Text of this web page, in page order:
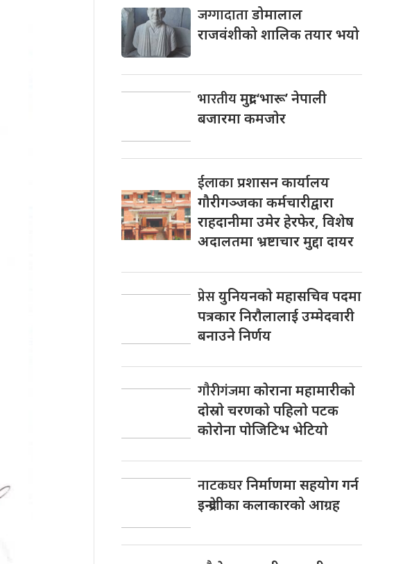
जग्गादाताडोमालाल
राजवंशीको शालिक तयार भयो
भारतीयमुद्रा ‘भारू’ नेपाली
बजारमा कमजाेर
ईलाकाप्रशासन कार्यालय
गौरीगञ्जका कर्मचारीद्वारा
राहदानीमा उमेर हेरफेर, विशेष
अदालतमा भ्रष्टाचार मुद्दा दायर
प्रेसयुनियनकाे महासचिव पदमा
पत्रकार निराैलालाई उम्मेदवारी
बनाउने निर्णय
गाैरीगंजमाकाेराना महामारीकाे
दाेस्राे चरणकाे पहिलाे पटक
काेराेना पाेजिटिभ भेटियाे
नाटकघरनिर्माणमा सहयोग गर्न
इन्द्रेणीका कलाकारको आग्रह